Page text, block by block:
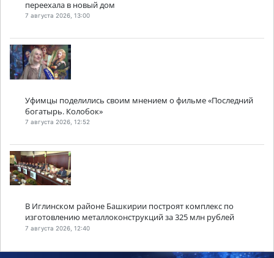
переехала в новый дом
7 августа 2026, 13:00
Уфимцы поделились своим мнением о фильме «Последний
богатырь. Колобок»
7 августа 2026, 12:52
В Иглинском районе Башкирии построят комплекс по
изготовлению металлоконструкций за 325 млн рублей
7 августа 2026, 12:40